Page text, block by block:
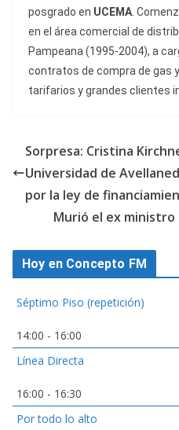
posgrado en UCEMA .
en el área comercial de
Pampeana (1995-2004), a
contratos de compra de gas
tarifarios y grandes clientes
Sorpresa: Cristina
Universidad de
por la ley de
Murió el ex ministro
Hoy en Concepto FM
Séptimo Piso (repetición)
14:00 - 16:00
Línea Directa
16:00 - 16:30
Por todo lo alto